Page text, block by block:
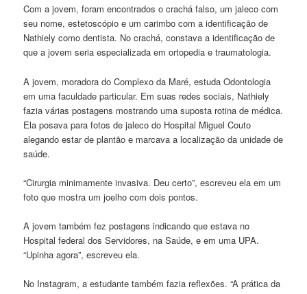
Com a jovem, foram encontrados o crachá falso, um jaleco com
seu nome, estetoscópio e um carimbo com a identificação de
Nathiely como dentista. No crachá, constava a identificação de
que a jovem seria especializada em ortopedia e traumatologia.
A jovem, moradora do Complexo da Maré, estuda Odontologia
em uma faculdade particular. Em suas redes sociais, Nathiely
fazia várias postagens mostrando uma suposta rotina de médica.
Ela posava para fotos de jaleco do Hospital Miguel Couto
alegando estar de plantão e marcava a localização da unidade de
saúde.
“Cirurgia minimamente invasiva. Deu certo”, escreveu ela em um
foto que mostra um joelho com dois pontos.
A jovem também fez postagens indicando que estava no
Hospital federal dos Servidores, na Saúde, e em uma UPA.
“Upinha agora”, escreveu ela.
No Instagram, a estudante também fazia reflexões. “A prática da